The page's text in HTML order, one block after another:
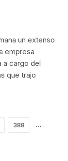
un extenso
empresa
a cargo del
que trajo
388 …